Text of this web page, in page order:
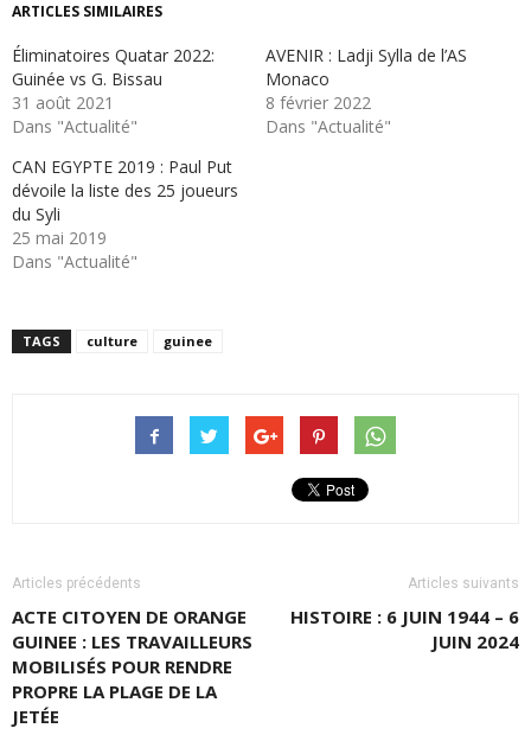
ARTICLES SIMILAIRES
Éliminatoires Quatar 2022:
Guinée vs G. Bissau
31 août 2021
Dans "Actualité"
AVENIR : Ladji Sylla de l’AS
Monaco
8 février 2022
Dans "Actualité"
CAN EGYPTE 2019 : Paul Put
dévoile la liste des 25 joueurs
du Syli
25 mai 2019
Dans "Actualité"
TAGS culture guinee
Articles précédents
ACTE CITOYEN DE ORANGE
GUINEE : LES TRAVAILLEURS
MOBILISÉS POUR RENDRE
PROPRE LA PLAGE DE LA
JETÉE
Articles suivants
HISTOIRE : 6 JUIN 1944 – 6
JUIN 2024